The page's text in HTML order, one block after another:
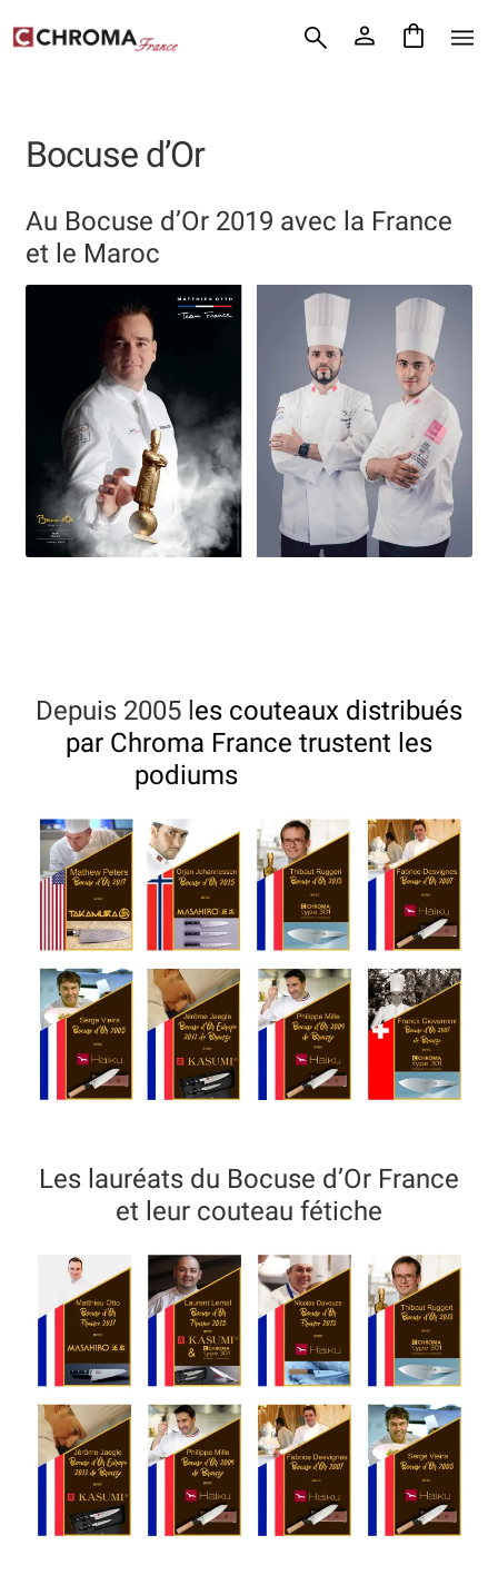
Aller
Aller
Chroma France
Commande
Conditions Générales de Vente
Contact
Demande de devis
Expédition le jour même
Frais de port
Hall of Fame
Bocuse d’Or
Partenaires
Politique de confidentialité
Politique en matière de remboursements et de retours
Questions / Réponses
Questions-Réponses?
Revue de presse
Thank you for booking
Tous les articles
Trouver mon couteau
Trouver mon magasin
Bocuse d’Or
Au Bocuse d’Or 2019 avec la France
et le Maroc
Depuis 2005 les couteaux distribués
par Chroma France trustent les
podiums
Les lauréats du Bocuse d’Or France
et leur couteau fétiche